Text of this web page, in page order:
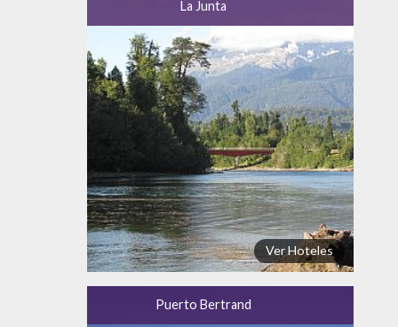
La Junta
Ver Hoteles
Puerto Bertrand